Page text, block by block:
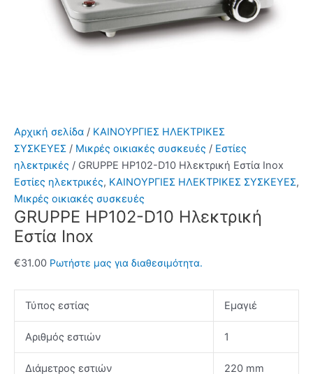
Αρχική σελίδα / ΚΑΙΝΟΥΡΓΙΕΣ ΗΛΕΚΤΡΙΚΕΣ
ΣΥΣΚΕΥΕΣ / Μικρές οικιακές συσκευές / Εστίες
ηλεκτρικές / GRUPPE HP102-D10 Ηλεκτρική Εστία Inox
Εστίες ηλεκτρικές, ΚΑΙΝΟΥΡΓΙΕΣ ΗΛΕΚΤΡΙΚΕΣ ΣΥΣΚΕΥΕΣ,
Μικρές οικιακές συσκευές
GRUPPE HP102-D10 Ηλεκτρική
Εστία Inox
€31.00 Ρωτήστε μας για διαθεσιμότητα.
Τύπος εστίας Εμαγιέ
Αριθμός εστιών 1
Διάμετρος εστιών 220 mm